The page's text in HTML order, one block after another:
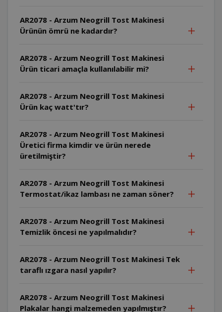
AR2078 - Arzum Neogrill Tost Makinesi
Ürünün ömrü ne kadardır?
AR2078 - Arzum Neogrill Tost Makinesi
Ürün ticari amaçla kullanılabilir mi?
AR2078 - Arzum Neogrill Tost Makinesi
Ürün kaç watt'tır?
AR2078 - Arzum Neogrill Tost Makinesi
Üretici firma kimdir ve ürün nerede
üretilmiştir?
AR2078 - Arzum Neogrill Tost Makinesi
Termostat/ikaz lambası ne zaman söner?
AR2078 - Arzum Neogrill Tost Makinesi
Temizlik öncesi ne yapılmalıdır?
AR2078 - Arzum Neogrill Tost Makinesi Tek
taraflı ızgara nasıl yapılır?
AR2078 - Arzum Neogrill Tost Makinesi
Plakalar hangi malzemeden yapılmıştır?